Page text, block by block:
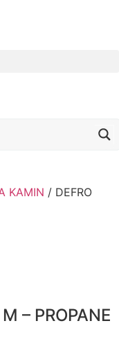
KAMIN / DEFRO
– PROPANE